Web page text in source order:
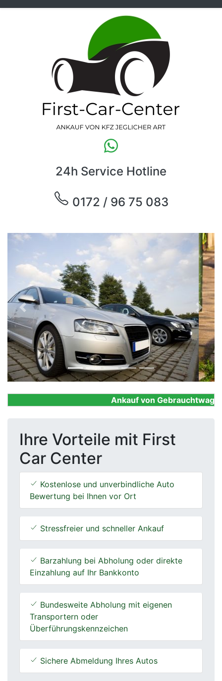
24h Service Hotline
0172 / 96 75 083
Previous Next
Ankauf von
Ihre Vorteile mit First
Car Center
Kostenlose und unverbindliche Auto
Bewertung bei Ihnen vor Ort
Stressfreier und schneller Ankauf
Barzahlung bei Abholung oder direkte
Einzahlung auf Ihr Bankkonto
Bundesweite Abholung mit eigenen
Transportern oder
Überführungskennzeichen
Sichere Abmeldung Ihres Autos